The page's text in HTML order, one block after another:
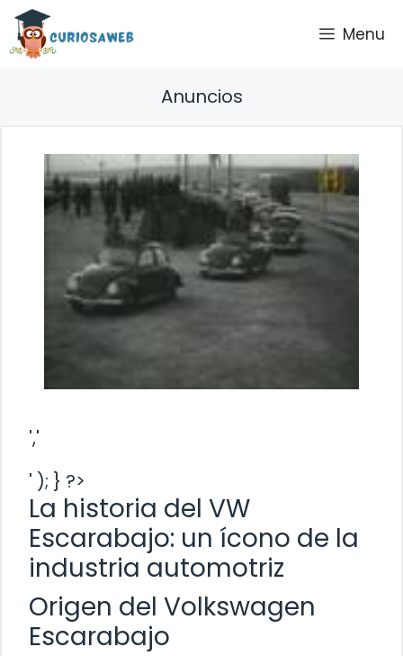
Saltar
contenido
Menu
Anuncios
','
' ); } ?>
La historia del VW
Escarabajo: un ícono de la
industria automotriz
Origen del Volkswagen
Escarabajo